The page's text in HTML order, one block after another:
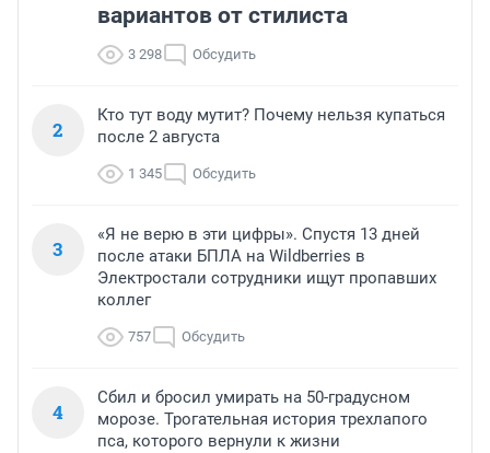
вариантов от стилиста
3 298 Обсудить
2
Кто тут воду мутит? Почему нельзя купаться
после 2 августа
1 345 Обсудить
3
«Я не верю в эти цифры». Спустя 13 дней
после атаки БПЛА на Wildberries в
Электростали сотрудники ищут пропавших
коллег
757 Обсудить
4
Сбил и бросил умирать на 50-градусном
морозе. Трогательная история трехлапого
пса, которого вернули к жизни